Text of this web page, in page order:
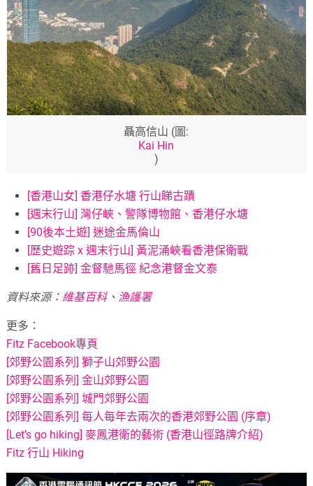
聶高信山 (圖:
Kai Hin
)
[香港山女] 香港仔水塘 行山睇古蹟
[週末行山] 灣仔峽、警隊博物館、香港仔水塘
[90後本土遊] 迷途金馬倫山
[歷史遊踪 x 週末行山] 黃泥涌峽看香港保衛戰
[舊日足跡] 金督馳馬徑 紀念港督金文泰
資料來源： 維基百科、 漁護署
更多：
Fitz Facebook專頁
[郊野公園系列] 獅子山郊野公園
[郊野公園系列] 金山郊野公園
[郊野公園系列] 城門郊野公園
[郊野公園系列] 每人每年去兩次的香港郊野公園 (序章)
[Let’s go hiking] 麥鳳港衛的藝術 (香港山徑路牌介紹)
Fitz 行山 Hiking